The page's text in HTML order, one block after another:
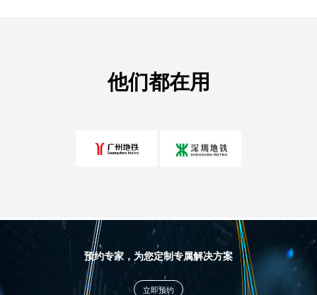
他们都在用
预约专家，为您定制专属解决方案
立即预约